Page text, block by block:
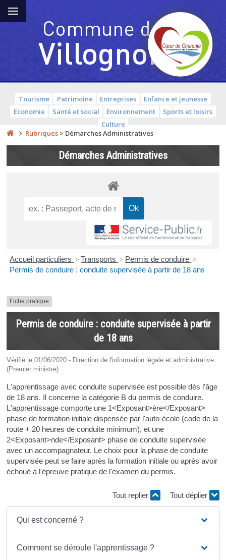
Tourisme Patrimoine Entreprises
Enfance et jeunesse
Economie
Santé et social Environnement
Sports et loisirs
Culture
Rubriques > Démarches Administratives
Démarches Administratives
Accueil particuliers > Transports > Permis de conduire >
Permis de conduire : conduite supervisée à partir de 18 ans
Fiche pratique
Permis de conduire : conduite supervisée à partir
de 18 ans
Vérifié le 01/06/2020 - Direction de l'information légale et administrative
(Premier ministre)
L'apprentissage avec conduite supervisée est possible dès l'âge
de 18 ans. Il concerne la catégorie B du permis de conduire.
L'apprentissage comporte une 1<Exposant>ère</Exposant>
phase de formation initiale dispensée par l'auto-école (code de la
route + 20 heures de conduite minimum), et une
2<Exposant>nde</Exposant> phase de conduite supervisée
avec un accompagnateur. Le choix pour la phase de conduite
supervisée peut se faire après la formation initiale ou après avoir
échoué à l'épreuve pratique de l'examen du permis.
Tout replier Tout déplier
Qui est concerné ?
Comment se déroule l'apprentissage ?